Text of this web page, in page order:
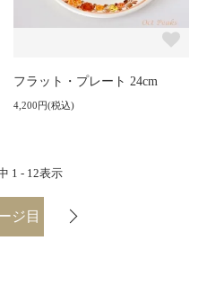
フラット・プレート 24cm
4,200円(税込)
1 - 12表示
ジ目